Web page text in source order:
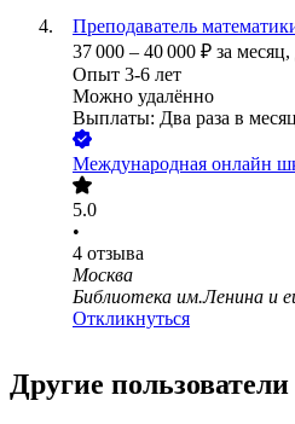
Преподаватель
37 000 – 40 000 ₽ за месяц,
Опыт 3-6 лет
Можно удалённо
Выплаты: Два раза в месяц
Международная онлайн
5.0
•
4 отзыва
Москва
Библиотека им.Ленина и
Откликнуться
Другие